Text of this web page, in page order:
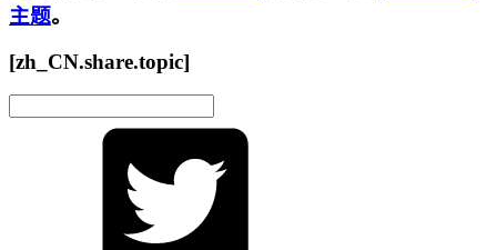
主题。
[zh_CN.share.topic]